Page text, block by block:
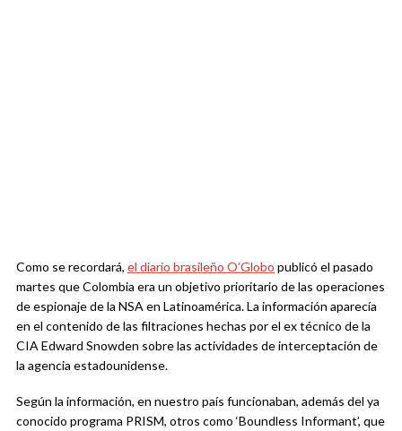
Como se recordará, el diario brasileño O’Globo publicó el pasado
martes que Colombia era un objetivo prioritario de las operaciones
de espionaje de la NSA en Latinoamérica. La información aparecía
en el contenido de las filtraciones hechas por el ex técnico de la
CIA Edward Snowden sobre las actividades de interceptación de
la agencia estadounidense.
Según la información, en nuestro país funcionaban, además del ya
conocido programa PRISM, otros como ‘Boundless Informant’, que